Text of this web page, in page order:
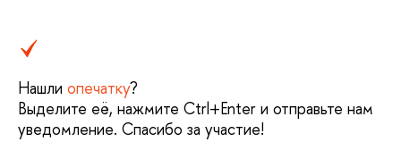
Нашли опечатку?
Выделите её, нажмите Ctrl+Enter и отправьте нам
уведомление. Спасибо за участие!